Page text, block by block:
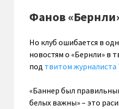
Фанов
Но клуб ошибается в
новостям о «Бернли» в
под твитом
«Баннер был
белых важны» – это